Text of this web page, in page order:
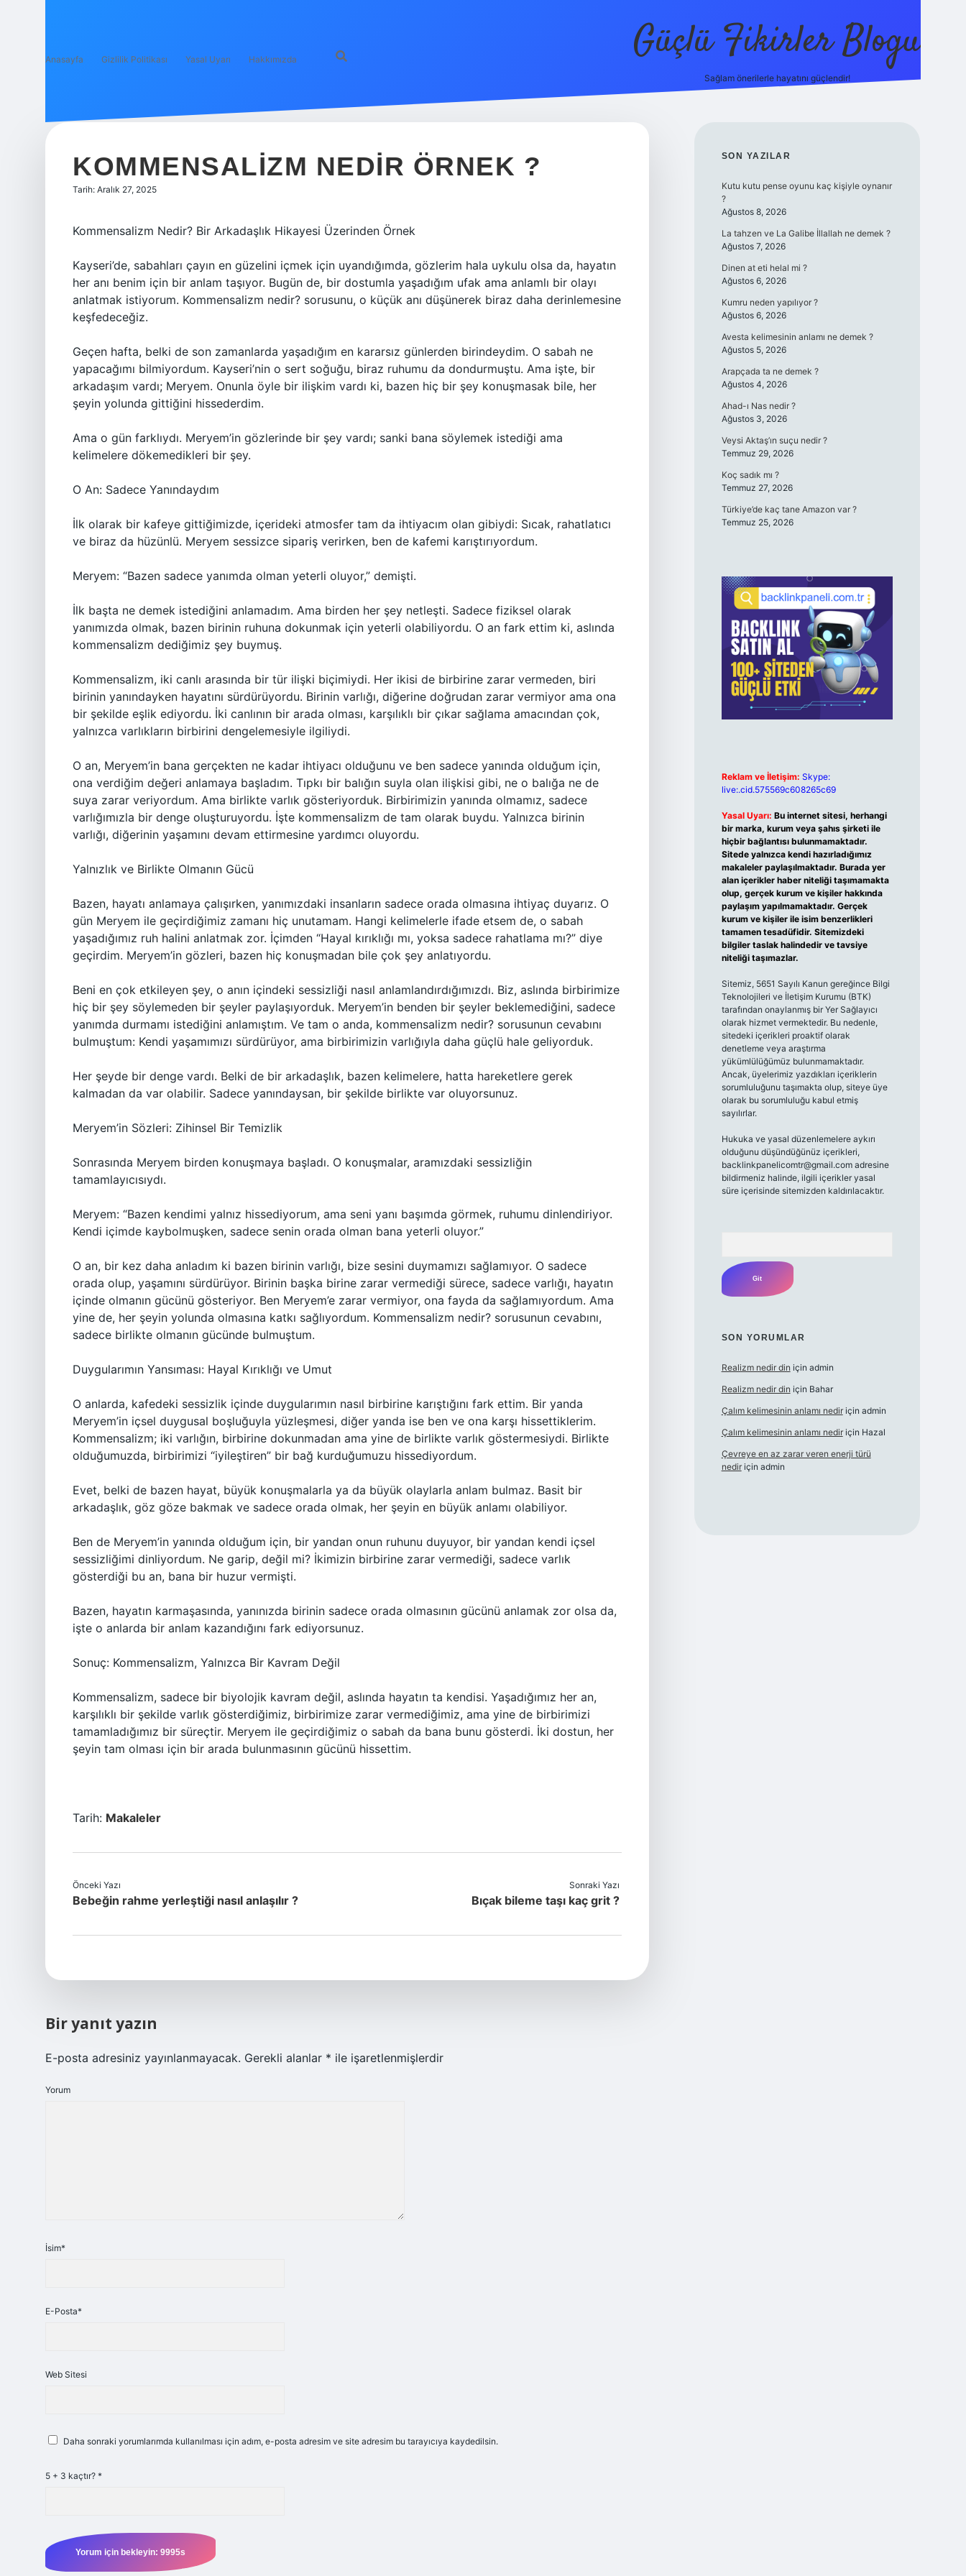
Anasayfa Gizlilik Politikası Yasal Uyarı Hakkımızda Güçlü Fikirler Blogu
Sağlam önerilerle hayatını güçlendir!
KOMMENSALIZM NEDIR ÖRNEK ?
Tarih: Aralık 27, 2025
Kommensalizm Nedir? Bir Arkadaşlık Hikayesi Üzerinden Örnek
Kayseri’de, sabahları çayın en güzelini içmek için uyandığımda, gözlerim hala uykulu olsa da, hayatın
her anı benim için bir anlam taşıyor. Bugün de, bir dostumla yaşadığım ufak ama anlamlı bir olayı
anlatmak istiyorum. Kommensalizm nedir? sorusunu, o küçük anı düşünerek biraz daha derinlemesine
keşfedeceğiz.
Geçen hafta, belki de son zamanlarda yaşadığım en kararsız günlerden birindeydim. O sabah ne
yapacağımı bilmiyordum. Kayseri’nin o sert soğuğu, biraz ruhumu da dondurmuştu. Ama işte, bir
arkadaşım vardı; Meryem. Onunla öyle bir ilişkim vardı ki, bazen hiç bir şey konuşmasak bile, her
şeyin yolunda gittiğini hissederdim.
Ama o gün farklıydı. Meryem’in gözlerinde bir şey vardı; sanki bana söylemek istediği ama
kelimelere dökemedikleri bir şey.
O An: Sadece Yanındaydım
İlk olarak bir kafeye gittiğimizde, içerideki atmosfer tam da ihtiyacım olan gibiydi: Sıcak, rahatlatıcı
ve biraz da hüzünlü. Meryem sessizce sipariş verirken, ben de kafemi karıştırıyordum.
Meryem: “Bazen sadece yanımda olman yeterli oluyor,” demişti.
İlk başta ne demek istediğini anlamadım. Ama birden her şey netleşti. Sadece fiziksel olarak
yanımızda olmak, bazen birinin ruhuna dokunmak için yeterli olabiliyordu. O an fark ettim ki, aslında
kommensalizm dediğimiz şey buymuş.
Kommensalizm, iki canlı arasında bir tür ilişki biçimiydi. Her ikisi de birbirine zarar vermeden, biri
birinin yanındayken hayatını sürdürüyordu. Birinin varlığı, diğerine doğrudan zarar vermiyor ama ona
bir şekilde eşlik ediyordu. İki canlının bir arada olması, karşılıklı bir çıkar sağlama amacından çok,
yalnızca varlıkların birbirini dengelemesiyle ilgiliydi.
O an, Meryem’in bana gerçekten ne kadar ihtiyacı olduğunu ve ben sadece yanında olduğum için,
ona verdiğim değeri anlamaya başladım. Tıpkı bir balığın suyla olan ilişkisi gibi, ne o balığa ne de
suya zarar veriyordum. Ama birlikte varlık gösteriyorduk. Birbirimizin yanında olmamız, sadece
varlığımızla bir denge oluşturuyordu. İşte kommensalizm de tam olarak buydu. Yalnızca birinin
varlığı, diğerinin yaşamını devam ettirmesine yardımcı oluyordu.
Yalnızlık ve Birlikte Olmanın Gücü
Bazen, hayatı anlamaya çalışırken, yanımızdaki insanların sadece orada olmasına ihtiyaç duyarız. O
gün Meryem ile geçirdiğimiz zamanı hiç unutamam. Hangi kelimelerle ifade etsem de, o sabah
yaşadığımız ruh halini anlatmak zor. İçimden “Hayal kırıklığı mı, yoksa sadece rahatlama mı?” diye
geçirdim. Meryem’in gözleri, bazen hiç konuşmadan bile çok şey anlatıyordu.
Beni en çok etkileyen şey, o anın içindeki sessizliği nasıl anlamlandırdığımızdı. Biz, aslında birbirimize
hiç bir şey söylemeden bir şeyler paylaşıyorduk. Meryem’in benden bir şeyler beklemediğini, sadece
yanımda durmamı istediğini anlamıştım. Ve tam o anda, kommensalizm nedir? sorusunun cevabını
bulmuştum: Kendi yaşamımızı sürdürüyor, ama birbirimizin varlığıyla daha güçlü hale geliyorduk.
Her şeyde bir denge vardı. Belki de bir arkadaşlık, bazen kelimelere, hatta hareketlere gerek
kalmadan da var olabilir. Sadece yanındaysan, bir şekilde birlikte var oluyorsunuz.
Meryem’in Sözleri: Zihinsel Bir Temizlik
Sonrasında Meryem birden konuşmaya başladı. O konuşmalar, aramızdaki sessizliğin
tamamlayıcısıydı.
Meryem: “Bazen kendimi yalnız hissediyorum, ama seni yanı başımda görmek, ruhumu dinlendiriyor.
Kendi içimde kaybolmuşken, sadece senin orada olman bana yeterli oluyor.”
O an, bir kez daha anladım ki bazen birinin varlığı, bize sesini duymamızı sağlamıyor. O sadece
orada olup, yaşamını sürdürüyor. Birinin başka birine zarar vermediği sürece, sadece varlığı, hayatın
içinde olmanın gücünü gösteriyor. Ben Meryem’e zarar vermiyor, ona fayda da sağlamıyordum. Ama
yine de, her şeyin yolunda olmasına katkı sağlıyordum. Kommensalizm nedir? sorusunun cevabını,
sadece birlikte olmanın gücünde bulmuştum.
Duygularımın Yansıması: Hayal Kırıklığı ve Umut
O anlarda, kafedeki sessizlik içinde duygularımın nasıl birbirine karıştığını fark ettim. Bir yanda
Meryem’in içsel duygusal boşluğuyla yüzleşmesi, diğer yanda ise ben ve ona karşı hissettiklerim.
Kommensalizm; iki varlığın, birbirine dokunmadan ama yine de birlikte varlık göstermesiydi. Birlikte
olduğumuzda, birbirimizi “iyileştiren” bir bağ kurduğumuzu hissediyordum.
Evet, belki de bazen hayat, büyük konuşmalarla ya da büyük olaylarla anlam bulmaz. Basit bir
arkadaşlık, göz göze bakmak ve sadece orada olmak, her şeyin en büyük anlamı olabiliyor.
Ben de Meryem’in yanında olduğum için, bir yandan onun ruhunu duyuyor, bir yandan kendi içsel
sessizliğimi dinliyordum. Ne garip, değil mi? İkimizin birbirine zarar vermediği, sadece varlık
gösterdiği bu an, bana bir huzur vermişti.
Bazen, hayatın karmaşasında, yanınızda birinin sadece orada olmasının gücünü anlamak zor olsa da,
işte o anlarda bir anlam kazandığını fark ediyorsunuz.
Sonuç: Kommensalizm, Yalnızca Bir Kavram Değil
Kommensalizm, sadece bir biyolojik kavram değil, aslında hayatın ta kendisi. Yaşadığımız her an,
karşılıklı bir şekilde varlık gösterdiğimiz, birbirimize zarar vermediğimiz, ama yine de birbirimizi
tamamladığımız bir süreçtir. Meryem ile geçirdiğimiz o sabah da bana bunu gösterdi. İki dostun, her
şeyin tam olması için bir arada bulunmasının gücünü hissettim.
Tarih: Makaleler
Önceki Yazı
Bebeğin rahme yerleştiği nasıl anlaşılır ?
Sonraki Yazı
Bıçak bileme taşı kaç grit ?
Bir yanıt yazın
E-posta adresiniz yayınlanmayacak. Gerekli alanlar * ile işaretlenmişlerdir
Yorum
İsim*
E-Posta*
Web Sitesi
Daha sonraki yorumlarımda kullanılması için adım, e-posta adresim ve site adresim bu tarayıcıya kaydedilsin.
5 + 3 kaçtır? *
SIDEBAR
SON YAZILAR
Kutu kutu pense oyunu kaç kişiyle oynanır
?
Ağustos 8, 2026
La tahzen ve La Galibe İllallah ne demek ?
Ağustos 7, 2026
Dinen at eti helal mi ?
Ağustos 6, 2026
Kumru neden yapılıyor ?
Ağustos 6, 2026
Avesta kelimesinin anlamı ne demek ?
Ağustos 5, 2026
Arapçada ta ne demek ?
Ağustos 4, 2026
Ahad-ı Nas nedir ?
Ağustos 3, 2026
Veysi Aktaş’ın suçu nedir ?
Temmuz 29, 2026
Koç sadık mı ?
Temmuz 27, 2026
Türkiye’de kaç tane Amazon var ?
Temmuz 25, 2026
Reklam ve İletişim: Skype:
live:.cid.575569c608265c69
Yasal Uyarı: Bu internet sitesi, herhangi
bir marka, kurum veya şahıs şirketi ile
hiçbir bağlantısı bulunmamaktadır.
Sitede yalnızca kendi hazırladığımız
makaleler paylaşılmaktadır. Burada yer
alan içerikler haber niteliği taşımamakta
olup, gerçek kurum ve kişiler hakkında
paylaşım yapılmamaktadır. Gerçek
kurum ve kişiler ile isim benzerlikleri
tamamen tesadüfidir. Sitemizdeki
bilgiler taslak halindedir ve tavsiye
niteliği taşımazlar.
Sitemiz, 5651 Sayılı Kanun gereğince Bilgi
Teknolojileri ve İletişim Kurumu (BTK)
tarafından onaylanmış bir Yer Sağlayıcı
olarak hizmet vermektedir. Bu nedenle,
sitedeki içerikleri proaktif olarak
denetleme veya araştırma
yükümlülüğümüz bulunmamaktadır.
Ancak, üyelerimiz yazdıkları içeriklerin
sorumluluğunu taşımakta olup, siteye üye
olarak bu sorumluluğu kabul etmiş
sayılırlar.
Hukuka ve yasal düzenlemelere aykırı
olduğunu düşündüğünüz içerikleri,
backlinkpanelicomtr@gmail.comadresine
bildirmeniz halinde, ilgili içerikler yasal
süre içerisinde sitemizden kaldırılacaktır.
SON YORUMLAR
Realizm nedir din için admin
Realizm nedir din için Bahar
Çalım kelimesinin anlamı nediriçin admin
Çalım kelimesinin anlamı nediriçin Hazal
Çevreye en az zarar veren enerji türü
nediriçin admin